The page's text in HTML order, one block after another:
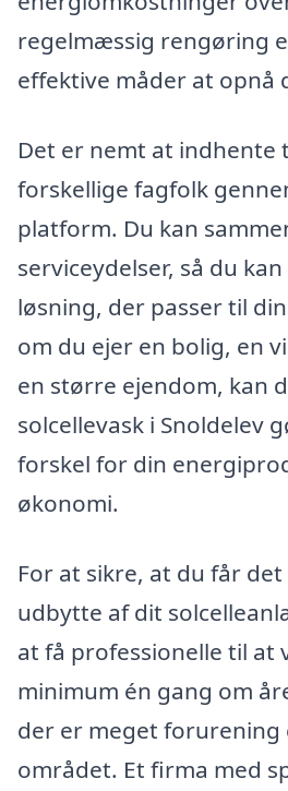
regelmæssig rengøring
effektive måder at opnå
Det er nemt at indhente
forskellige fagfolk
platform. Du kan
serviceydelser, så du
løsning, der passer til
om du ejer en bolig, en
en større ejendom, kan
solcellevask i Snoldelev
forskel for din
økonomi.
For at sikre, at du får
udbytte af dit
at få professionelle til at
minimum én gang om
der er meget forurening
området. Et firma med